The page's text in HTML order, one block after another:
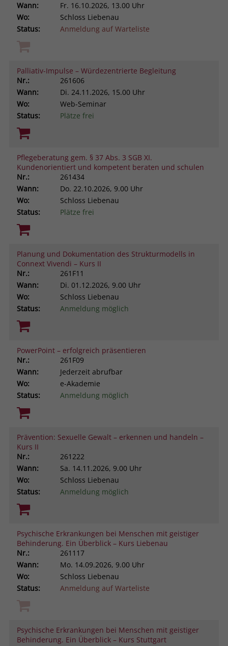
Wann:
Fr. 16.10.2026, 13.00 Uhr
Wo:
Schloss Liebenau
Status:
Anmeldung auf Warteliste
Palliativ-Impulse – Würdezentrierte Begleitung
Nr.:
261606
Wann:
Di. 24.11.2026, 15.00 Uhr
Wo:
Web-Seminar
Status:
Plätze frei
Pflegeberatung gem. § 37 Abs. 3 SGB XI.
Kundenorientiert und kompetent beraten und schulen
Nr.:
261434
Wann:
Do. 22.10.2026, 9.00 Uhr
Wo:
Schloss Liebenau
Status:
Plätze frei
Planung und Dokumentation des Strukturmodells in
Connext Vivendi – Kurs II
Nr.:
261F11
Wann:
Di. 01.12.2026, 9.00 Uhr
Wo:
Schloss Liebenau
Status:
Anmeldung möglich
PowerPoint – erfolgreich präsentieren
Nr.:
261F09
Wann:
Jederzeit abrufbar
Wo:
e-Akademie
Status:
Anmeldung möglich
Prävention: Sexuelle Gewalt – erkennen und handeln –
Kurs II
Nr.:
261222
Wann:
Sa. 14.11.2026, 9.00 Uhr
Wo:
Schloss Liebenau
Status:
Anmeldung möglich
Psychische Erkrankungen bei Menschen mit geistiger
Behinderung. Ein Überblick – Kurs Liebenau
Nr.:
261117
Wann:
Mo. 14.09.2026, 9.00 Uhr
Wo:
Schloss Liebenau
Status:
Anmeldung auf Warteliste
Psychische Erkrankungen bei Menschen mit geistiger
Behinderung. Ein Überblick – Kurs Stuttgart